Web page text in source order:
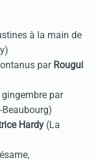
à la main de
par Rougui
par
Beaubourg)
Hardy (La